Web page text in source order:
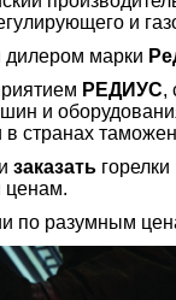
и
марки
РЕДИУС,
и
странах
заказать
ценам.
по разумным